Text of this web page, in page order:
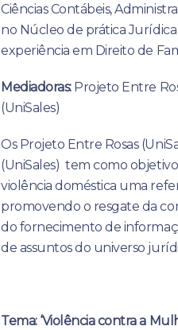
Ciências Contábeis,
no Núcleo de prática
experiência em Direito de
Mediadoras:Projeto Entre
(UniSales)
Os Projeto Entre Rosas
(UniSales) tem como
violência doméstica uma
promovendo o resgate da
do fornecimento de
de assuntos do universo
Tema: ‘Violência contra a